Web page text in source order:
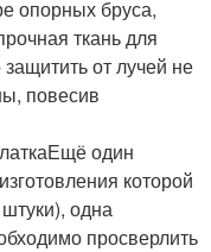
опорных бруса,
ткань для
от лучей не
повесив
один
которой
одна
просверлить